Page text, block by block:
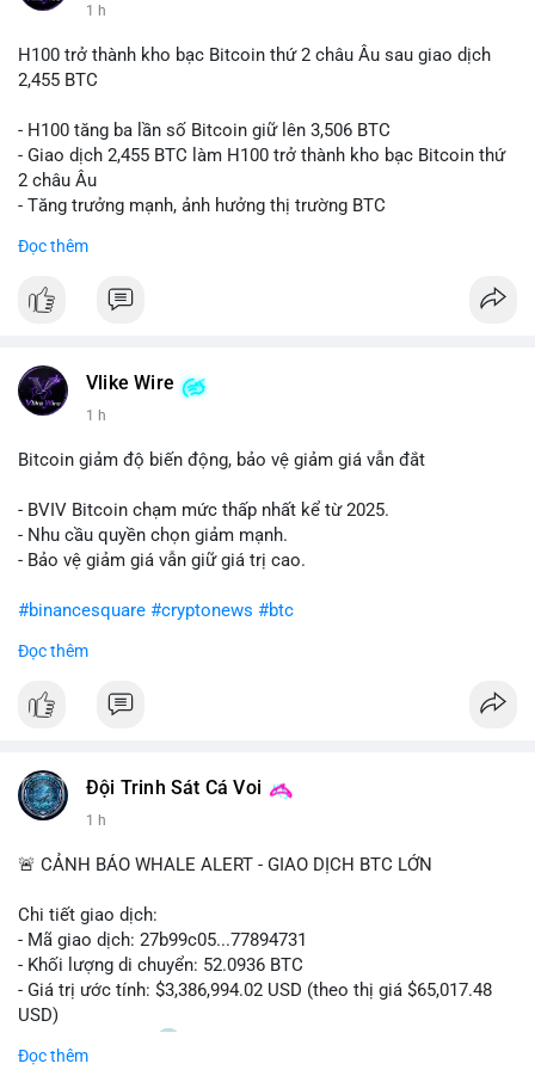
1 h
H100 trở thành kho bạc Bitcoin thứ 2 châu Âu sau giao dịch
2,455 BTC
- H100 tăng ba lần số Bitcoin giữ lên 3,506 BTC
- Giao dịch 2,455 BTC làm H100 trở thành kho bạc Bitcoin thứ
2 châu Âu
- Tăng trưởng mạnh, ảnh hưởng thị trường BTC
#binancesquare
$btc
📰 Nguồn: Cointelegraph
Đọc thêm
Vlike Wire
1 h
Bitcoin giảm độ biến động, bảo vệ giảm giá vẫn đắt
- BVIV Bitcoin chạm mức thấp nhất kể từ 2025.
- Nhu cầu quyền chọn giảm mạnh.
- Bảo vệ giảm giá vẫn giữ giá trị cao.
#binancesquare #cryptonews #btc
$btc
#vlikevn #titanbot
Đọc thêm
Đội Trinh Sát Cá Voi
1 h
🚨 CẢNH BÁO WHALE ALERT - GIAO DỊCH BTC LỚN
Chi tiết giao dịch:
- Mã giao dịch: 27b99c05...77894731
- Khối lượng di chuyển: 52.0936 BTC
- Giá trị ước tính: $3,386,994.02 USD (theo thị giá $65,017.48
USD)
- Thời gian: 10:20
Đọc thêm